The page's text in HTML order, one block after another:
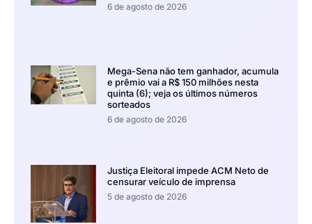
6 de agosto de 2026
Mega-Sena não tem ganhador, acumula
e prêmio vai a R$ 150 milhões nesta
quinta (6); veja os últimos números
sorteados
6 de agosto de 2026
Justiça Eleitoral impede ACM Neto de
censurar veículo de imprensa
5 de agosto de 2026